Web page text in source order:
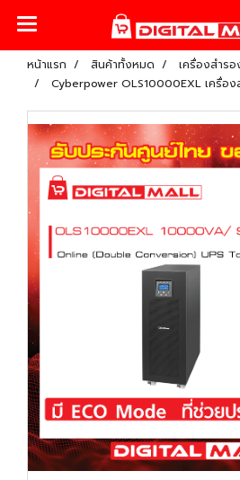
หน้าแรก สินค้าทั้งหมด
เครื่องสำรอ
Cyberpower OLS10000EXL เครื่อง